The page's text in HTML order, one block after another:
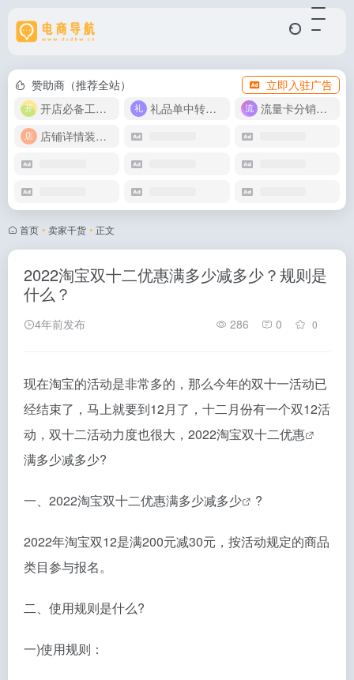
赞助商（推荐全站）
立即入驻广告
开店必备工具箱
礼品单中转同步单
流量卡分销代理
店铺详情装修模版
首页 • 卖家干货 • 正文
2022淘宝双十二优惠满多少减多少？规则是
什么？
4年前发布 286 0 0
现在淘宝的活动是非常多的，那么今年的双十一活动已
经结束了，马上就要到12月了，十二月份有一个双12活
动，双十二活动力度也很大， 2022淘宝双十二优惠
满多少减多少?
一、 2022淘宝双十二优惠满多少减多少 ?
2022年淘宝双12是满200元减30元，按活动规定的商品
类目参与报名。
二、使用规则是什么?
一)使用规则：